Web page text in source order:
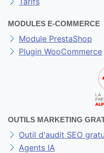
MODULES E-COMMERCE
Module PrestaShop
Plugin WooCommerce
OUTILS MARKETING
Outil d'audit SEO
Agents IA